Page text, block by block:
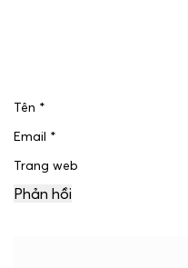
Tên *
Email *
Trang web